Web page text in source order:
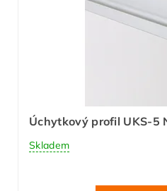
Úchytkový profil UKS-5
Skladem